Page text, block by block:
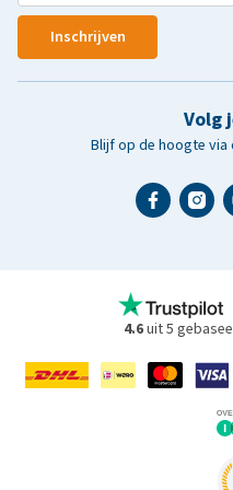
Inschrijven
Volg
Blijf op de hoogte via
4.6uit 5